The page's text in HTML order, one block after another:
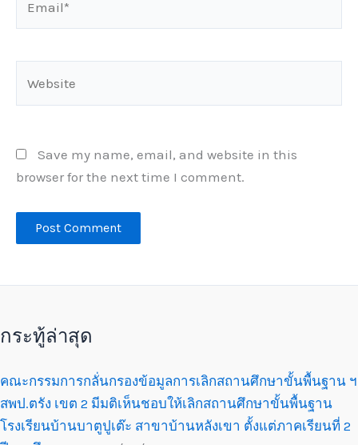
Save my name, email, and website in this
browser for the next time I comment.
กระทู้ล่าสุด
คณะกรรมการกลั่นกรองข้อมูลการเลิกสถานศึกษาขั้นพื้นฐาน ฯ
สพป.ตรัง เขต 2 มีมติเห็นชอบให้เลิกสถานศึกษาขั้นพื้นฐาน
โรงเรียนบ้านบาตูปูเต๊ะ สาขาบ้านหลังเขา ตั้งแต่ภาคเรียนที่ 2